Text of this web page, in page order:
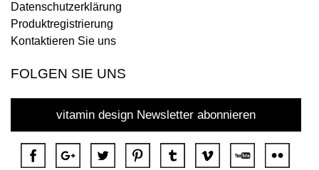
Datenschutzerklärung
Produktregistrierung
Kontaktieren Sie uns
FOLGEN SIE UNS
vitamin design Newsletter abonnieren